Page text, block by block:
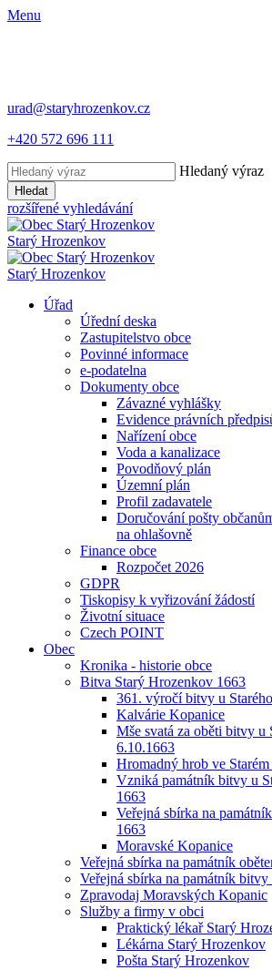
Menu
urad@staryhrozenkov.cz
+420 572 696 111
Hledaný výraz
Hledat
rozšířené vyhledávání
Starý Hrozenkov
Starý Hrozenkov
Úřad
Úřední deska
Zastupitelstvo obce
Povinné informace
e-podatelna
Dokumenty obce
Závazné vyhlášky
Evidence právních
Nařízení obce
Voda a kanalizace
Povodňový plán
Územní plán
Profil zadavatele
Doručování pošty
na ohlašovně
Finance obce
Rozpočet 2026
GDPR
Tiskopisy k vyřizování žádostí
Životní situace
Czech POINT
Obec
Kronika - historie obce
Bitva Starý Hrozenkov 1663
361. výročí bitvy u
Kalvárie Kopanice
Mše svatá za oběti bitvy u
6.10.1663
Hromadný hrob ve
Vzniká památník bitvy u
1663
Veřejná sbírka na
1663
Moravské Kopanice
Veřejná sbírka na památník
Veřejná sbírka na památník
Zpravodaj Moravských Kopanic
Služby a firmy v obci
Praktický lékař Starý
Lékárna Starý Hrozenkov
Pošta Starý Hrozenkov